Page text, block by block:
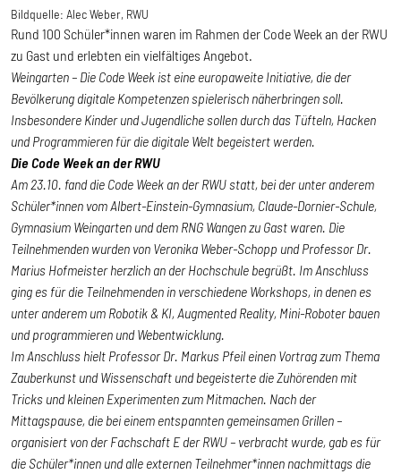
Bildquelle: Alec Weber, RWU
Rund 100 Schüler*innen waren im Rahmen der Code Week an der RWU
zu Gast und erlebten ein vielfältiges Angebot.
Weingarten – Die Code Week ist eine europaweite Initiative, die der
Bevölkerung digitale Kompetenzen spielerisch näherbringen soll.
Insbesondere Kinder und Jugendliche sollen durch das Tüfteln, Hacken
und Programmieren für die digitale Welt begeistert werden.
Die Code Week an der RWU
Am 23.10. fand die Code Week an der RWU statt, bei der unter anderem
Schüler*innen vom Albert-Einstein-Gymnasium, Claude-Dornier-Schule,
Gymnasium Weingarten und dem RNG Wangen zu Gast waren. Die
Teilnehmenden wurden von Veronika Weber-Schopp und Professor Dr.
Marius Hofmeister herzlich an der Hochschule begrüßt. Im Anschluss
ging es für die Teilnehmenden in verschiedene Workshops, in denen es
unter anderem um Robotik & KI, Augmented Reality, Mini-Roboter bauen
und programmieren und Webentwicklung.
Im Anschluss hielt Professor Dr. Markus Pfeil einen Vortrag zum Thema
Zauberkunst und Wissenschaft und begeisterte die Zuhörenden mit
Tricks und kleinen Experimenten zum Mitmachen. Nach der
Mittagspause, die bei einem entspannten gemeinsamen Grillen –
organisiert von der Fachschaft E der RWU – verbracht wurde, gab es für
die Schüler*innen und alle externen Teilnehmer*innen nachmittags die